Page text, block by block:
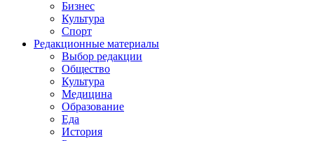
Бизнес
Культура
Спорт
Редакционные материалы
Выбор редакции
Общество
Культура
Медицина
Образование
Еда
История